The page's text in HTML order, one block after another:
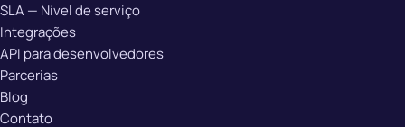
SLA — Nível de serviço
Integrações
API para desenvolvedores
Parcerias
Blog
Contato